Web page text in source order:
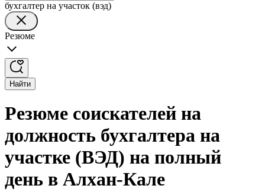
бухгалтер на участок (вэд)
Резюме
Найти
Резюме соискателей на
должность бухгалтера на
участке (ВЭД) на полный
день в Алхан-Кале